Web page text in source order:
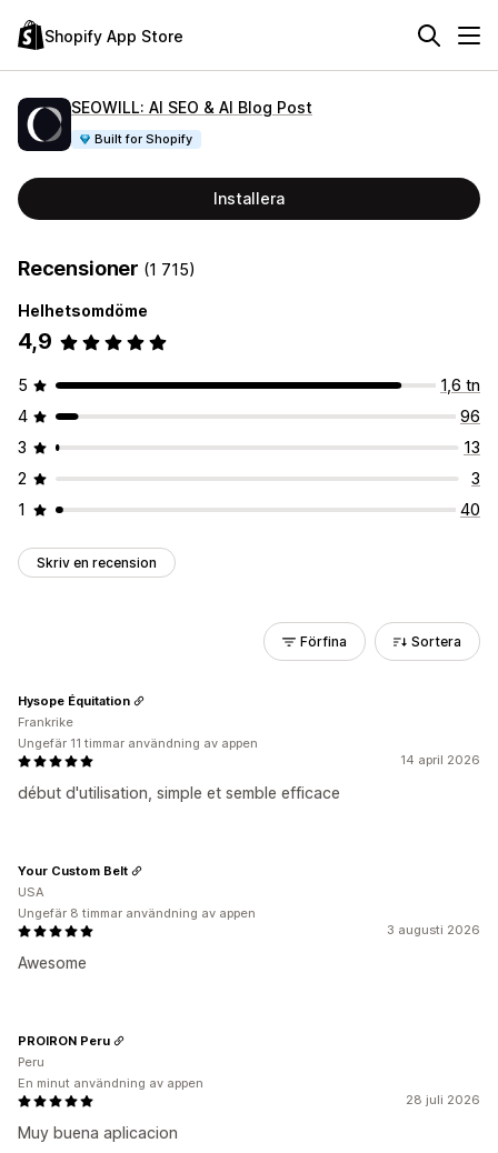
Shopify App Store
SEOWILL: AI SEO & AI Blog Post
Built for Shopify
Installera
Recensioner (1 715)
Helhetsomdöme
4,9
5
1,6 tn
4
96
3
13
2
3
1
40
Skriv en recension
Förfina Sortera
14 april 2026
début d'utilisation, simple et semble efficace
Hysope Équitation
Frankrike
Ungefär 11 timmar användning av appen
3 augusti 2026
Awesome
Your Custom Belt
USA
Ungefär 8 timmar användning av appen
28 juli 2026
Muy buena aplicacion
PROIRON Peru
Peru
En minut användning av appen